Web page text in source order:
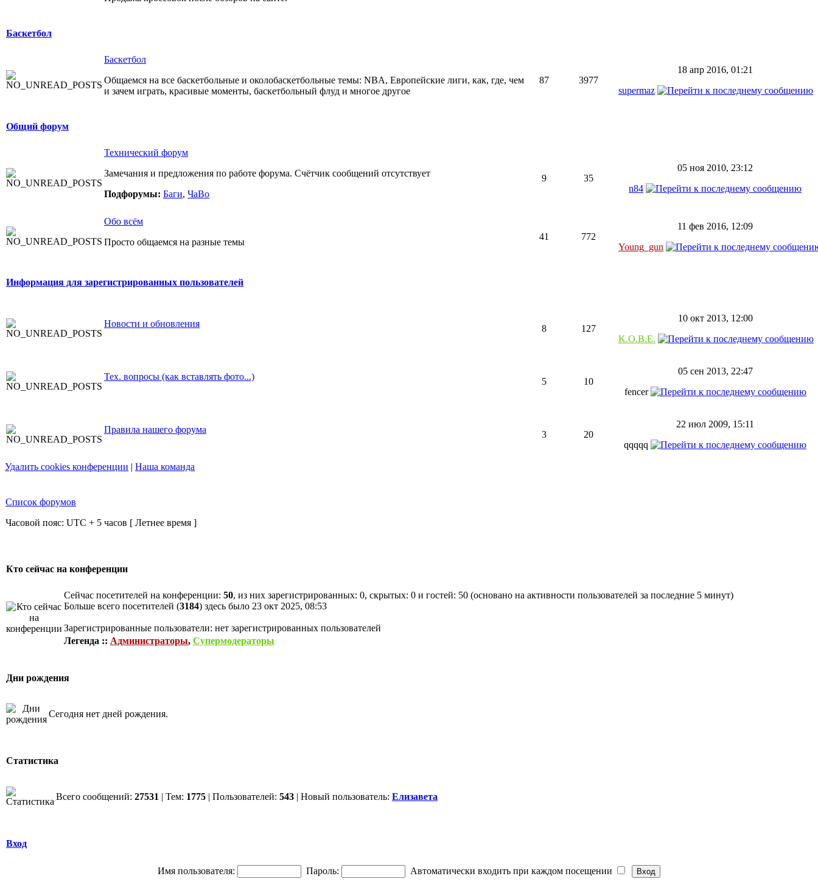
Баскетбол
Баскетбол
Общаемся на все баскетбольные и околобаскетбольные темы: NBA, Европейские лиги, как, где, чем
и зачем играть, красивые моменты, баскетбольный флуд и многое другое
87 3977
18 апр 2016, 01:21
supermaz
Общий форум
Технический форум
Замечания и предложения по работе форума. Счётчик сообщений отсутствует
Подфорумы: Баги, ЧаВо
9 35
05 ноя 2010, 23:12
n84
Обо всём
Просто общаемся на разные темы
41 772
11 фев 2016, 12:09
Young_gun
Информация для зарегистрированных пользователей
Новости и обновления 8 127
10 окт 2013, 12:00
K.O.B.E.
Тех. вопросы (как вставлять фото...) 5 10
05 сен 2013, 22:47
fencer
Правила нашего форума 3 20
22 июл 2009, 15:11
qqqqq
Удалить cookies конференции | Наша команда
Список форумов
Часовой пояс: UTC + 5 часов [ Летнее время ]
Кто сейчас на конференции
Сейчас посетителей на конференции: 50, из них зарегистрированных: 0, скрытых: 0 и гостей: 50 (основано на активности пользователей за последние 5 минут)
Больше всего посетителей (3184) здесь было 23 окт 2025, 08:53
Зарегистрированные пользователи: нет зарегистрированных пользователей
Легенда :: Администраторы, Супермодераторы
Дни рождения
Сегодня нет дней рождения.
Статистика
Всего сообщений: 27531 | Тем: 1775 | Пользователей: 543 | Новый пользователь: Елизавета
Вход
Имя пользователя: Пароль: Автоматически входить при каждом посещении